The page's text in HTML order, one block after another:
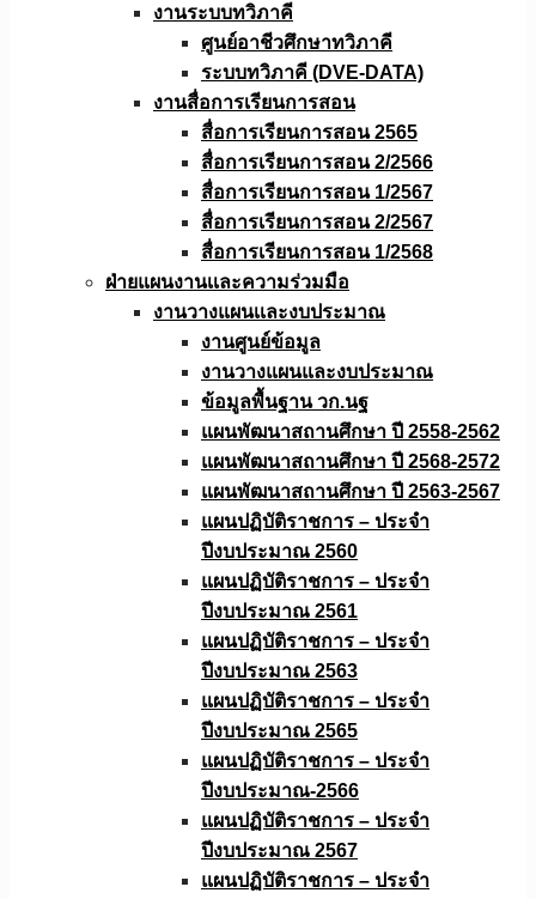
งานระบบทวิภาคี
ศูนย์อาชีวศึกษาทวิภาคี
ระบบทวิภาคี (DVE-DATA)
งานสื่อการเรียนการสอน
สื่อการเรียนการสอน 2565
สื่อการเรียนการสอน 2/2566
สื่อการเรียนการสอน 1/2567
สื่อการเรียนการสอน 2/2567
สื่อการเรียนการสอน 1/2568
ฝ่ายแผนงานเเละความร่วมมือ
งานวางแผนเเละงบประมาณ
งานศูนย์ข้อมูล
งานวางแผนและงบประมาณ
ข้อมูลพื้นฐาน วก.นฐ
แผนพัฒนาสถานศึกษา ปี 2558-2562
แผนพัฒนาสถานศึกษา ปี 2568-2572
แผนพัฒนาสถานศึกษา ปี 2563-2567
แผนปฏิบัติราชการ – ประจำ
ปีงบประมาณ 2560
แผนปฏิบัติราชการ – ประจำ
ปีงบประมาณ 2561
แผนปฏิบัติราชการ – ประจำ
ปีงบประมาณ 2563
แผนปฏิบัติราชการ – ประจำ
ปีงบประมาณ 2565
แผนปฏิบัติราชการ – ประจำ
ปีงบประมาณ-2566
แผนปฏิบัติราชการ – ประจำ
ปีงบประมาณ 2567
แผนปฏิบัติราชการ – ประจำ